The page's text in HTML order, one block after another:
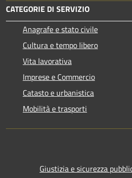
CATEGORIE DI SERVIZIO
Anagrafe e stato civile
Cultura e tempo libero
Vita lavorativa
Imprese e Commercio
Catasto e urbanistica
Mobilità e trasporti
Giustizia e sicurezza